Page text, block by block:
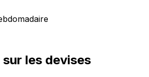
les devises